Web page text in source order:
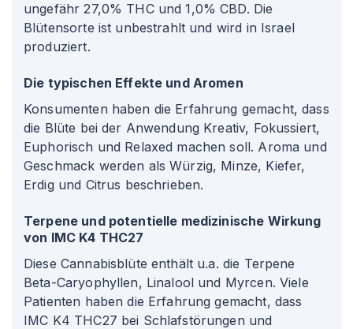
ungefähr 27,0% THC und 1,0% CBD. Die
Blütensorte ist unbestrahlt und wird in Israel
produziert.
Die typischen Effekte und Aromen
Konsumenten haben die Erfahrung gemacht, dass
die Blüte bei der Anwendung Kreativ, Fokussiert,
Euphorisch und Relaxed machen soll. Aroma und
Geschmack werden als Würzig, Minze, Kiefer,
Erdig und Citrus beschrieben.
Terpene und potentielle medizinische Wirkung
von IMC K4 THC27
Diese Cannabisblüte enthält u.a. die Terpene
Beta-Caryophyllen, Linalool und Myrcen. Viele
Patienten haben die Erfahrung gemacht, dass
IMC K4 THC27 bei Schlafstörungen und